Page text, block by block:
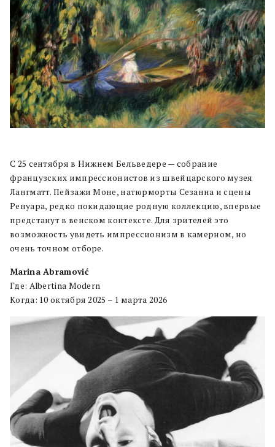
С 25 сентября в Нижнем Бельведере — собрание
французских импрессионистов из швейцарского музея
Лангматт. Пейзажи Моне, натюрморты Сезанна и сцены
Ренуара, редко покидающие родную коллекцию, впервые
предстанут в венском контексте. Для зрителей это
возможность увидеть импрессионизм в камерном, но
очень точном отборе.
Marina Abramović
Где: Albertina Modern
Когда: 10 октября 2025 – 1 марта 2026